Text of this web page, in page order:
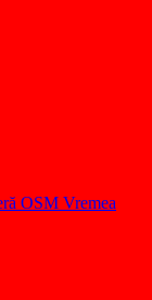
OSM Vremea